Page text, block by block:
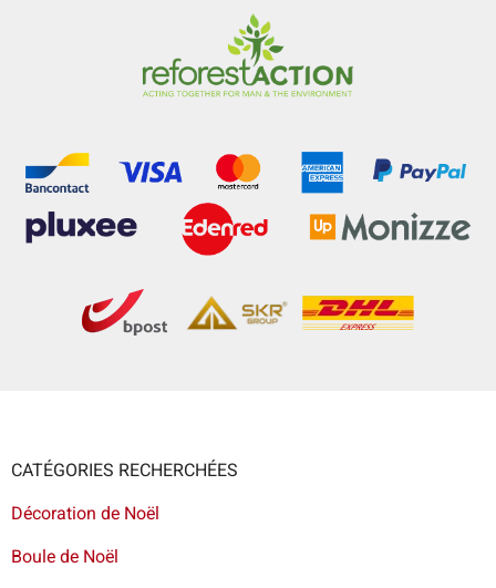
CATÉGORIES RECHERCHÉES
Décoration de Noël
Boule de Noël